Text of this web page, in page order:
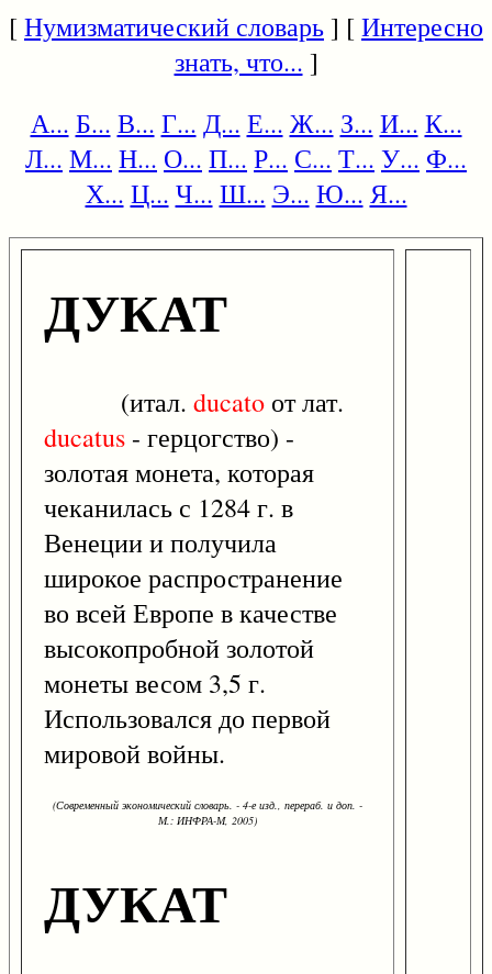
[Нумизматический словарь] [Интересно
знать, что... ]
А... Б... В... Г... Д... Е... Ж... З... И... К...
Л... М... Н... О... П... Р... С... Т... У... Ф...
Х... Ц... Ч... Ш... Э... Ю... Я...
ДУКАТ
(итал. ducato от лат.
ducatus - герцогство) -
золотая монета, которая
чеканилась с 1284 г. в
Венеции и получила
широкое распространение
во всей Европе в качестве
высокопробной золотой
монеты весом 3,5 г.
Использовался до первой
мировой войны.
(Современный экономический словарь. - 4-е изд., перераб. и доп. -
М.: ИНФРА-М, 2005)
ДУКАТ